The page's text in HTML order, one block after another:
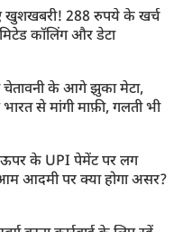
खुशखबरी! 288 रुपये के खर्च
कॉलिंग और डेटा
चेतावनी के आगे झुका मेटा,
से मांगी माफ़ी, गलती भी
के UPI पेमेंट पर लग
आदमी पर क्या होगा असर?